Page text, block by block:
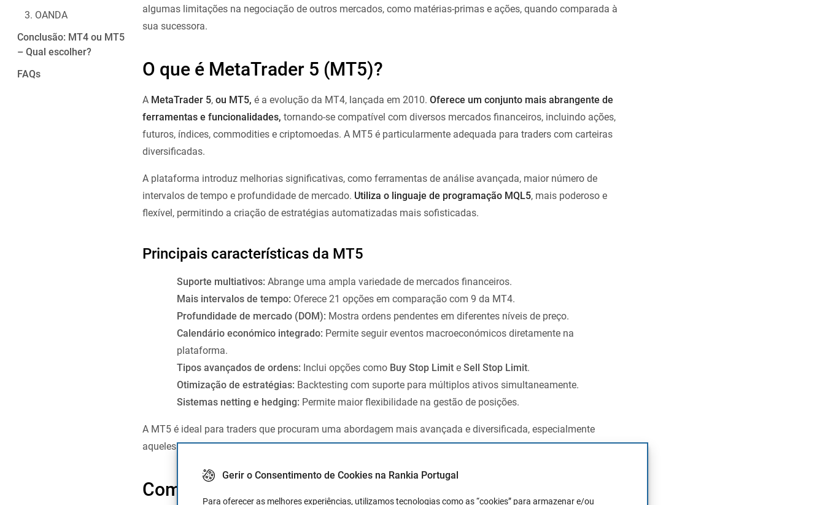
Gerir o Consentimento de Cookies na Rankia Portugal
Para oferecer as melhores experiências, utilizamos tecnologias como as “cookies” para armazenar e/ou
3. OANDA
Conclusão: MT4 ou MT5
– Qual escolher?
FAQs
algumas limitações na negociação de outros mercados, como matérias-primas e ações, quando comparada à
sua sucessora.
O que é MetaTrader 5 (MT5)?
A MetaTrader 5, ou MT5, é a evolução da MT4, lançada em 2010. Oferece um conjunto mais abrangente de
ferramentas e funcionalidades, tornando-se compatível com diversos mercados financeiros, incluindo ações,
futuros, índices, commodities e criptomoedas. A MT5 é particularmente adequada para traders com carteiras
diversificadas.
A plataforma introduz melhorias significativas, como ferramentas de análise avançada, maior número de
intervalos de tempo e profundidade de mercado. Utiliza o linguaje de programação MQL5, mais poderoso e
flexível, permitindo a criação de estratégias automatizadas mais sofisticadas.
Principais características da MT5
Suporte multiativos: Abrange uma ampla variedade de mercados financeiros.
Mais intervalos de tempo: Oferece 21 opções em comparação com 9 da MT4.
Profundidade de mercado (DOM): Mostra ordens pendentes em diferentes níveis de preço.
Calendário económico integrado: Permite seguir eventos macroeconómicos diretamente na
plataforma.
Tipos avançados de ordens: Inclui opções como Buy Stop Limit e Sell Stop Limit.
Otimização de estratégias: Backtesting com suporte para múltiplos ativos simultaneamente.
Sistemas netting e hedging: Permite maior flexibilidade na gestão de posições.
A MT5 é ideal para traders que procuram uma abordagem mais avançada e diversificada, especialmente
aqueles que operam em múltiplos mercados ou necessitam de ferramentas analíticas mais completas.
Comparação entre MetaTrader 4 (MT4) e MetaTrader 5